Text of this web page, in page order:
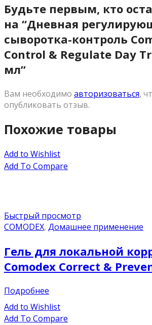
Будьте первым, кто
на “Дневная
сыворотка-контроль
Control & Regulate Day
мл”
Вам необходимо авторизоваться,
опубликовать отзыв.
Похожие товары
Add to Wishlist
Add To Compare
Быстрый просмотр
COMODEX, Домашнее применение
Гель для локальной
Comodex Correct &
Подробнее
Add to Wishlist
Add To Compare